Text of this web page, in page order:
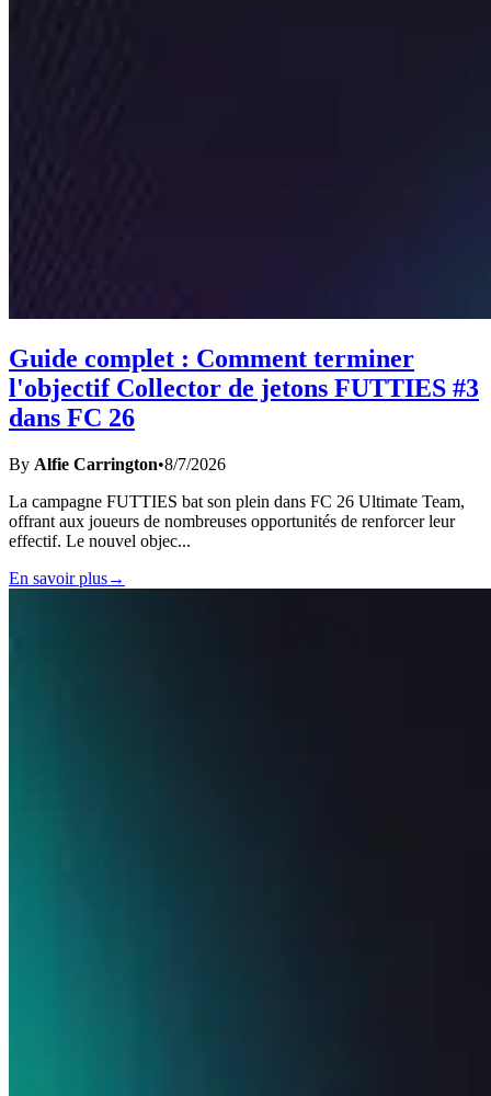
Guide complet : Comment terminer
l'objectif Collector de jetons FUTTIES #3
dans FC 26
By Alfie Carrington•8/7/2026
La campagne FUTTIES bat son plein dans FC 26 Ultimate Team,
offrant aux joueurs de nombreuses opportunités de renforcer leur
effectif. Le nouvel objec...
En savoir plus→